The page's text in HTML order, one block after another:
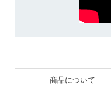
商品について